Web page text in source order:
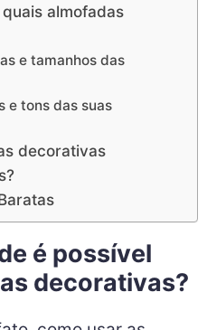
almofadas
e tamanhos das
e tons das suas
decorativas
é possível
decorativas?